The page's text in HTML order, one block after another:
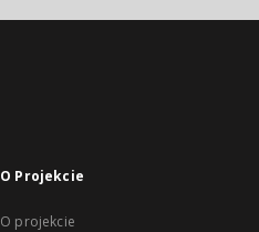
O Projekcie
O projekcie